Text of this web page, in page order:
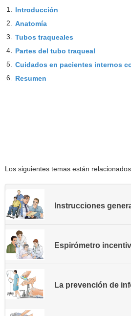
1. Introducción
2. Anatomía
3. Tubos traqueales
4. Partes del tubo traqueal
5. Cuidados en pacientes internos
6. Resumen
Los siguientes temas están
Espirómetro